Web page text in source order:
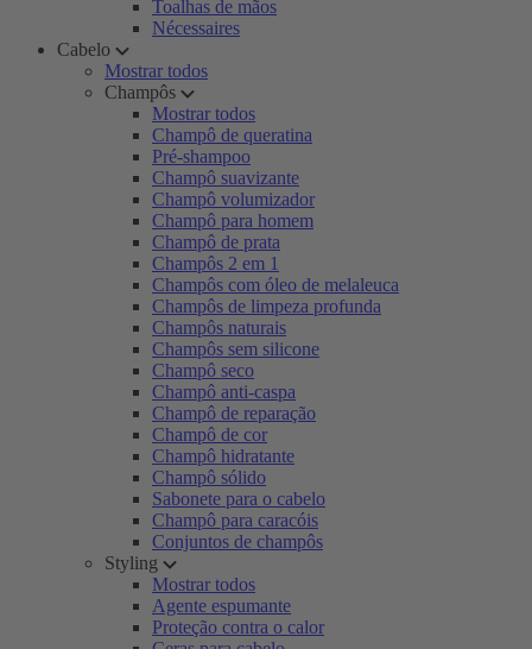
Toalhas de mãos
Nécessaires
Cabelo
Mostrar todos
Champôs
Mostrar todos
Champô de queratina
Pré-shampoo
Champô suavizante
Champô volumizador
Champô para homem
Champô de prata
Champôs 2 em 1
Champôs com óleo de melaleuca
Champôs de limpeza profunda
Champôs naturais
Champôs sem silicone
Champô seco
Champô anti-caspa
Champô de reparação
Champô de cor
Champô hidratante
Champô sólido
Sabonete para o cabelo
Champô para caracóis
Conjuntos de champôs
Styling
Mostrar todos
Agente espumante
Proteção contra o calor